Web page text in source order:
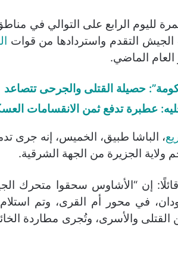
لليوم الرابع على التوالي في
التقدم واستردادها من قوات
الماضي.
حصيلة القتلى والجرحى تتصاعد
عطبرة تدفع ثمن الانقسامات
، الباشا طبيق، الخميس، إنه جرى
ولاية الجزيرة من الجهة الشرقية.
إن “الأشاوس سحقوا متحرك
في محور أم القرى، وتم
ومدافع الـ23 ومئات من القتلى والأسرى، وتُجرى